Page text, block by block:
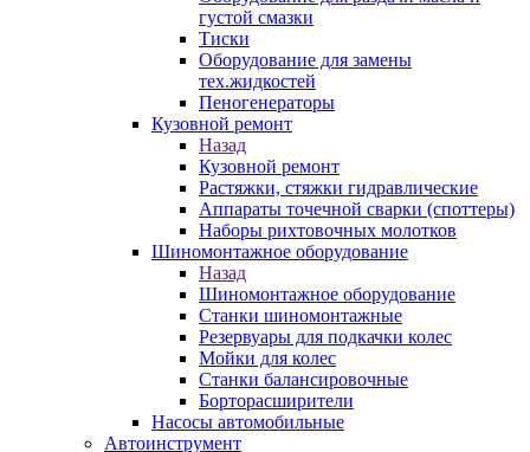
густой смазки
Тиски
Оборудование для замены
тех.жидкостей
Пеногенераторы
Кузовной ремонт
Назад
Кузовной ремонт
Растяжки, стяжки гидравлические
Аппараты точечной сварки (споттеры)
Наборы рихтовочных молотков
Шиномонтажное оборудование
Назад
Шиномонтажное оборудование
Станки шиномонтажные
Резервуары для подкачки колес
Мойки для колес
Станки балансировочные
Борторасширители
Насосы автомобильные
Автоинструмент